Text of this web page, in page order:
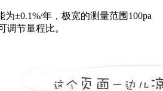
±0.1%/年，极宽的测量范围100pa
调节量程比。